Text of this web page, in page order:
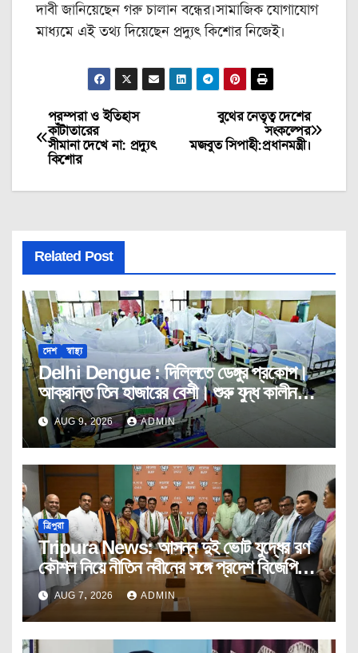
দাবী জানিয়েছেন গরু চালান বন্ধের।সামাজিক যোগাযোগ
মাধ্যমে এই তথ্য দিয়েছেন প্রদ্যুৎ কিশোর নিজেই।
Post
navigation
বুথের নেতৃত্ব দেশের
সংকল্পের
মজবুত সিপাহী:প্রধানমন্ত্রী।
পরম্পরা ও ইতিহাস
কাঁটাতারের
সীমানা দেখে না: প্রদ্যুৎ
কিশোর
Related Post
দেশ স্বাস্থ্য
Delhi Dengue : দিল্লিতে ডেঙ্গুর প্রকোপ।
আক্রান্ত তিন হাজারের বেশী। শুরু যুদ্ধ কালীন
তৎপরতা।
AUG 9, 2026 ADMIN
ত্রিপুরা
Tripura News: আসন্ন দুই ভোট যুদ্ধের রণ
কৌশল নিয়ে নীতিন নবীনের সঙ্গে প্রদেশ বিজেপির
কোর কমিটির বৈঠক।
AUG 7, 2026 ADMIN